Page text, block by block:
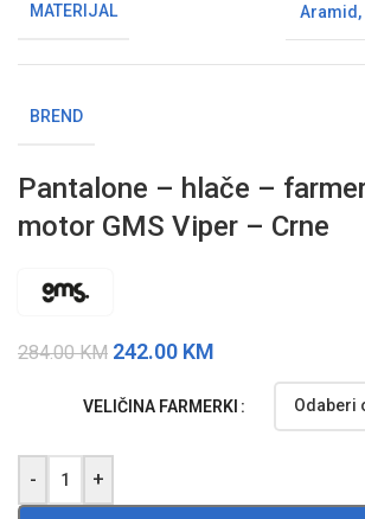
MATERIJAL Aramid ,
BREND
Pantalone – hlače –
motor GMS Viper – Crne
284.00KM 242.00 KM
VELIČINA FARMERKI
- +